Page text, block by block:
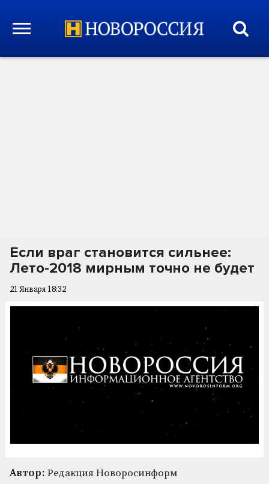
Если враг становится сильнее:
Лето-2018 мирным точно не будет
21 Января 18:32
Автор: Редакция Новоросинформ